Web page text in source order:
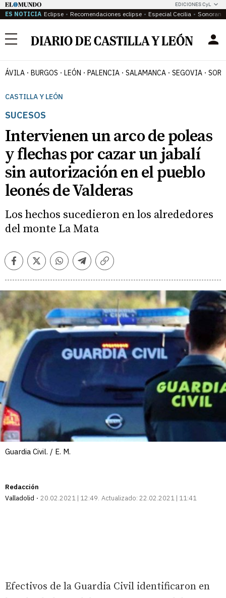
EDICIONES CyL
ES NOTICIA Eclipse Recomendaciones eclipse Especial Cecilia
Menú
ÁVILA BURGOS LEÓN PALENCIA SALAMANCA SEGOVIA
CASTILLA Y LEÓN
SUCESOS
Intervienen un arco de poleas
y flechas por cazar un jabalí
sin autorización en el pueblo
leonés de Valderas
Los hechos sucedieron en los alrededores
del monte La Mata
FacebookTwitterWhatsappTelegramCopiar
Guardia Civil. / E. M.
Redacción
Valladolid
20.02.2021 | 12:49 Actualizado: 22.02.2021 | 11:41
Efectivos de la Guardia Civil identificaron en